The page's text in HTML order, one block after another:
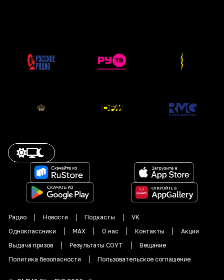
Радио Новости Подкасты
VK
Одноклассники
MAX О нас Контакты
Акции
Выдача призов
Результаты СОУТ
Вещание
Политика безопасности
Пользовательское соглашение